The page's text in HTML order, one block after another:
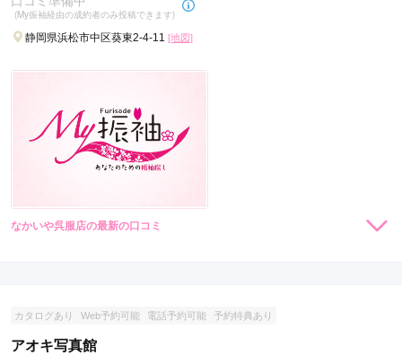
(My振袖経由の成約者のみ投稿できます)
静岡県浜松市中区葵東2-4-11 [地図]
なかいや呉服店の最新の口コミ
カタログあり Web予約可能 電話予約可能 予約特典あり
アオキ写真館